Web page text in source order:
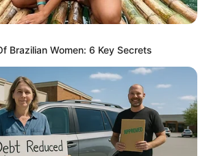
ตุไฟมีความเร่าร้อนอยู่ในตัวถ้าไม่พูดถึง
งแล้ว ชาวธนูก็เป็นคนที่เกี่ยวข้องกับ
อดูเขาไม่อายในเรื่องนี้ถ้าไม่จริงจังและมี
นัก เขาพร้อมเสมอ ชอบการพบปะ
าเป็นคนที่บริหารเสน่ห์ได้ดี และสำหรับ
งให้ความสำคัญ กับเรื่องเซ็กซ์ด้วย เพื่อ
จะไปด้วยกันได้ดี
Brazilian Women: 6 Key Secrets